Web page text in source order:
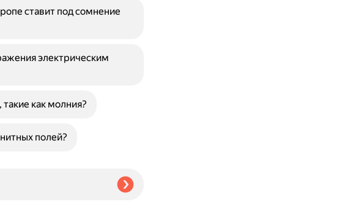
ставит под сомнение
электрическим
как молния?
полей?